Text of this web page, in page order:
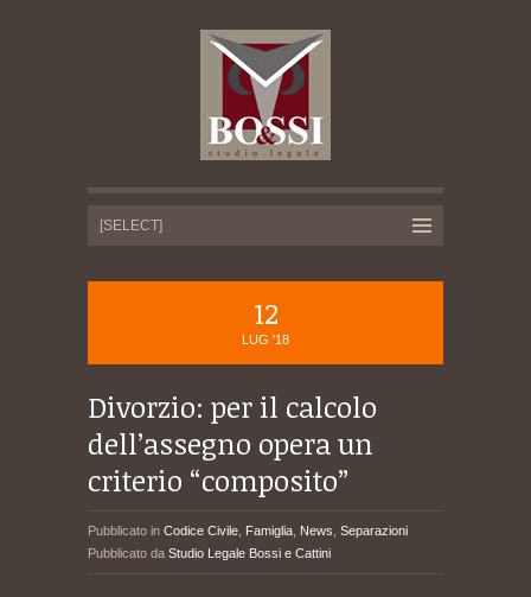
12
LUG '18
Divorzio: per il calcolo
dell’assegno opera un
criterio “composito”
Pubblicato in Codice Civile Famiglia News Separazioni
Pubblicato da Studio Legale Bossi e Cattini